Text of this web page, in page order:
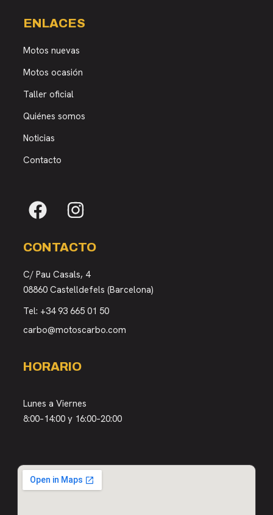
ENLACES
Motos nuevas
Motos ocasión
Taller oficial
Quiénes somos
Noticias
Contacto
CONTACTO
C/ Pau Casals, 4
08860 Castelldefels (Barcelona)
Tel: +34 93 665 01 50
carbo@motoscarbo.com
HORARIO
Lunes a Viernes
8:00–14:00 y 16:00–20:00